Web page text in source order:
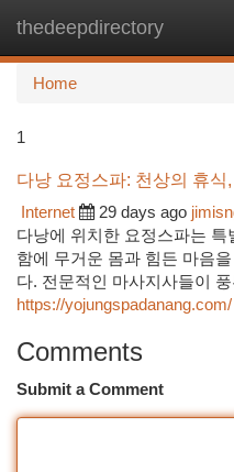
thedeepdirectory
Home
1
다낭 요정스파: 천상의 휴
Internet
29 days ago
다낭에 위치한 요정스파는
함에 무거운 몸과 힘든 마음
다. 전문적인 마사지사들이
https://yojungspadanang.com/
Comments
Submit a Comment